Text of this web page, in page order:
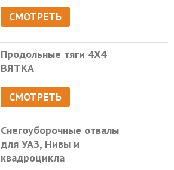
СМОТРЕТЬ
Продольные тяги 4Х4
ВЯТКА
СМОТРЕТЬ
Снегоуборочные отвалы
для УАЗ, Нивы и
квадроцикла